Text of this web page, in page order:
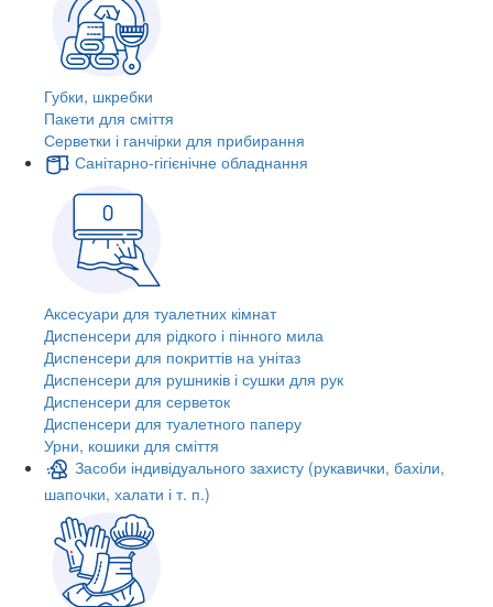
Губки, шкребки
Пакети для сміття
Серветки і ганчірки для прибирання
Санітарно-гігієнічне обладнання
Аксесуари для туалетних кімнат
Диспенсери для рідкого і пінного мила
Диспенсери для покриттів на унітаз
Диспенсери для рушників і сушки для рук
Диспенсери для серветок
Диспенсери для туалетного паперу
Урни, кошики для сміття
Засоби індивідуального захисту (рукавички, бахіли,
шапочки, халати і т. п.)